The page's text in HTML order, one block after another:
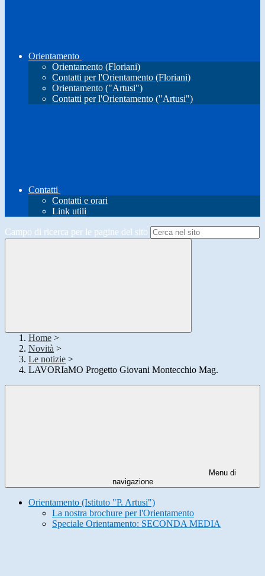
Orientamento
Orientamento (Floriani)
Contatti per l'Orientamento (Floriani)
Orientamento ("Artusi")
Contatti per l'Orientamento ("Artusi")
Contatti
Contatti e orari
Link utili
Campo di ricerca per le pagine del sito
Home >
Novità >
Le notizie >
LAVORIaMO Progetto Giovani Montecchio Mag.
Menu di
navigazione
Orientamento (Istituto "P. Artusi")
La nostra brochure per l'Orientamento
Speciale Orientamento: SECONDA MEDIA